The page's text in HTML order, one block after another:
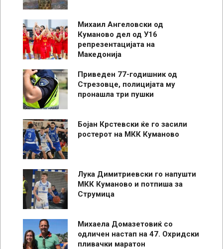
Михаил Ангеловски од
Куманово дел од У16
репрезентацијата на
Македонија
Приведен 77-годишник од
Стрезовце, полицијата му
пронашла три пушки
Бојан Крстевски ќе го засили
ростерот на МКК Куманово
Лука Димитриевски го напушти
МКК Куманово и потпиша за
Струмица
Михаела Домазетовиќ со
одличен настап на 47. Охридски
пливачки маратон